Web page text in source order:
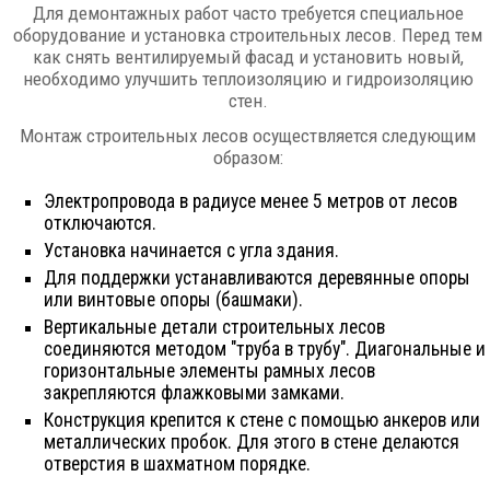
Для демонтажных работ часто требуется специальное
оборудование и установка строительных лесов. Перед тем
как снять вентилируемый фасад и установить новый,
необходимо улучшить теплоизоляцию и гидроизоляцию
стен.
Монтаж строительных лесов осуществляется следующим
образом:
Электропровода в радиусе менее 5 метров от лесов
отключаются.
Установка начинается с угла здания.
Для поддержки устанавливаются деревянные опоры
или винтовые опоры (башмаки).
Вертикальные детали строительных лесов
соединяются методом "труба в трубу". Диагональные и
горизонтальные элементы рамных лесов
закрепляются флажковыми замками.
Конструкция крепится к стене с помощью анкеров или
металлических пробок. Для этого в стене делаются
отверстия в шахматном порядке.